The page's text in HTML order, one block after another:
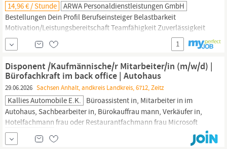
14,96 € / Stunde
ARWA Personaldienstleistungen GmbH
Bestellungen Dein Profil Berufseinsteiger Belastbarkeit
Motivation/Leistungsbereitschaft Teamfähigkeit Zuverlässigkeit
Bewerbe Dich jetzt! Bei Fragen stehen wir Dir gerne persönlich,
telefonisch unter 0 34 73 / 2 25 00 - 0 oder per E-Mail an
aschersleben, Servicemitarbeiter/in (m/w/d), Verkäufer/in
(m/w/d),Hotelfachmann/-frau
1
Disponent /Kaufmännische/r Mitarbeiter/in (m/w/d) |
Bürofachkraft im back office | Autohaus
29.06.2026 Sachsen Anhalt, andkreis Landkreis, 6712, Zeitz
Kallies Automobile E.K. Büroassistent in, Mitarbeiter in im
Autohaus, Sachbearbeiter in, Bürokauffrau mann, Verkäufer in,
Hotelfachmann frau oder Restaurantfachmann frau Microsoft
Office Kenntnisse Ihr Wesen: Zuverlässige und
verantwortungsbewusste Persönlichkeit Zahlenaffinität und